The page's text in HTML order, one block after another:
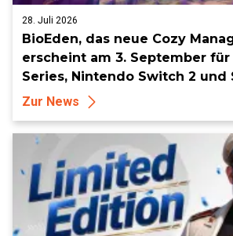
28. Juli 2026
BioEden, das neue Cozy
erscheint am 3. September für
Series, Nintendo Switch 2 und
Zur News